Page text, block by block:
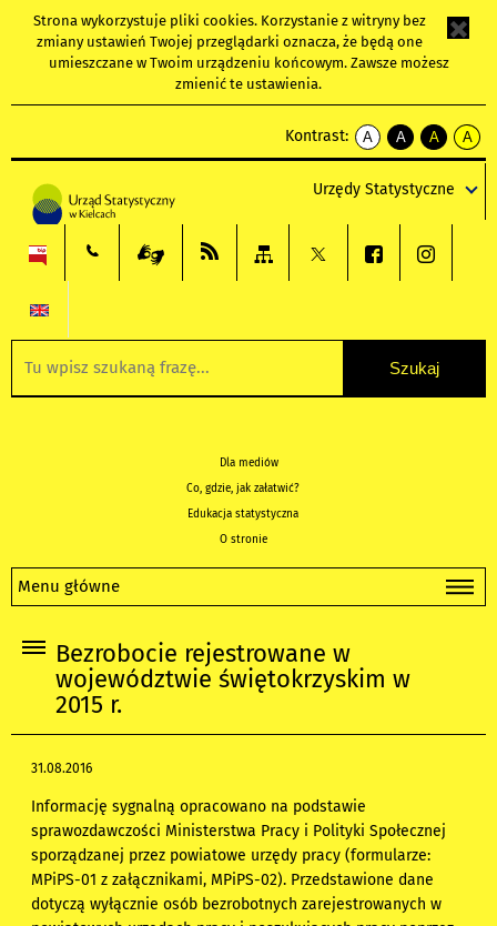
Strona wykorzystuje pliki cookies. Korzystanie z witryny bez
zmiany ustawień Twojej przeglądarki oznacza, że będą one
umieszczane w Twoim urządzeniu końcowym. Zawsze możesz
zmienić te ustawienia.
Kontrast:
A
kontrast
A
kontrast
tekst
czarnym
A
kontrast
tekst
czarnym
A
tekst
żółtym
Urzędy Statystyczne
Dla mediów
Co, gdzie, jak załatwić?
Edukacja statystyczna
O stronie
Menu główne
Bezrobocie rejestrowane w
województwie świętokrzyskim w
2015 r.
31.08.2016
Informację sygnalną opracowano na podstawie
sprawozdawczości Ministerstwa Pracy i Polityki Społecznej
sporządzanej przez powiatowe urzędy pracy (formularze:
MPiPS-01 z załącznikami, MPiPS-02). Przedstawione dane
dotyczą wyłącznie osób bezrobotnych zarejestrowanych w